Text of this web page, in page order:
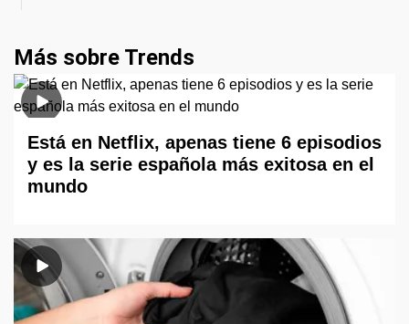
Más sobre Trends
Está en Netflix, apenas tiene 6 episodios
y es la serie española más exitosa en el
mundo